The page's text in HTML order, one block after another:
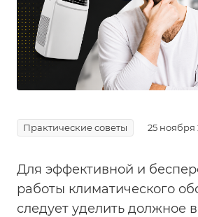
Практические советы 25 ноября
Для эффективной и
работы климатического
следует уделить должное